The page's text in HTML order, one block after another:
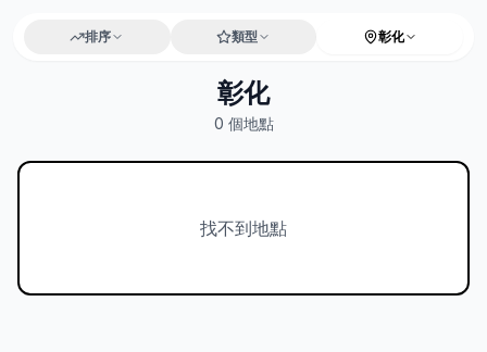
排序 類型 彰化
彰化
0 個地點
找不到地點